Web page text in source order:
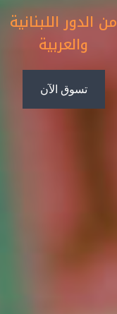
من الدور اللبنانية
والعربية
تسوق الآن